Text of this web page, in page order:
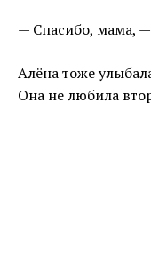
— Спасибо, мама,
Алёна тоже
Она не любила